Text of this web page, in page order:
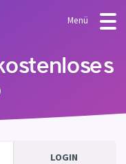
Menü
LOGIN